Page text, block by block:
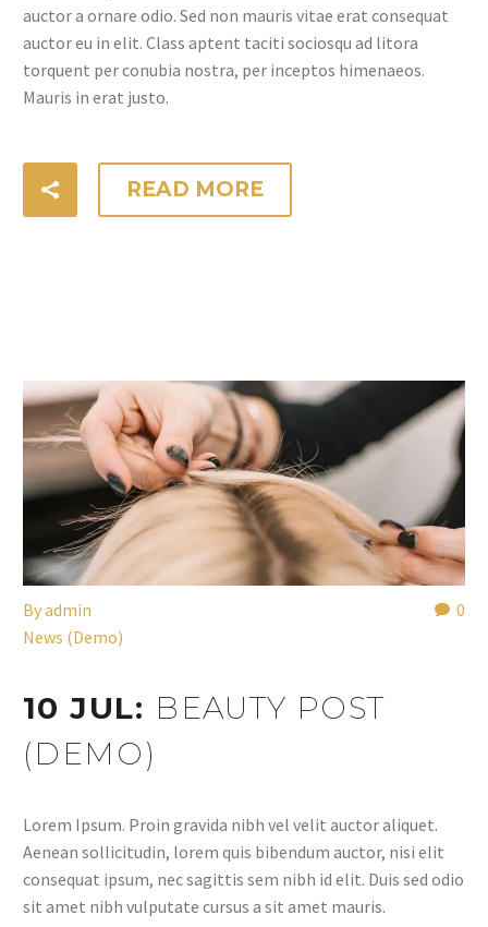
auctor a ornare odio. Sed non mauris vitae erat consequat
auctor eu in elit. Class aptent taciti sociosqu ad litora
torquent per conubia nostra, per inceptos himenaeos.
Mauris in erat justo.
READ MORE
0
Byadmin
News (Demo)
10 JUL: BEAUTY POST
(DEMO)
Lorem Ipsum. Proin gravida nibh vel velit auctor aliquet.
Aenean sollicitudin, lorem quis bibendum auctor, nisi elit
consequat ipsum, nec sagittis sem nibh id elit. Duis sed odio
sit amet nibh vulputate cursus a sit amet mauris.